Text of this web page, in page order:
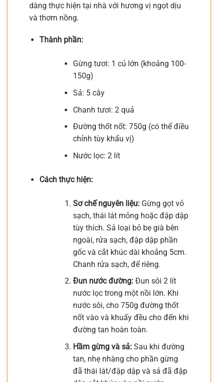
dàng thực hiện tại nhà với hương vị ngọt dịu
và thơm nồng.
Thành phần:
Gừng tươi: 1 củ lớn (khoảng 100-
150g)
Sả: 5 cây
Chanh tươi: 2 quả
Đường thốt nốt: 750g (có thể điều
chỉnh tùy khẩu vị)
Nước lọc: 2 lít
Cách thực hiện:
Sơ chế nguyên liệu:Gừng gọt vỏ
sạch, thái lát mỏng hoặc đập dập
tùy thích. Sả loại bỏ bẹ già bên
ngoài, rửa sạch, đập dập phần
gốc và cắt khúc dài khoảng 5cm.
Chanh rửa sạch, để riêng.
Đun nước đường:Đun sôi 2 lít
nước lọc trong một nồi lớn. Khi
nước sôi, cho 750g đường thốt
nốt vào và khuấy đều cho đến khi
đường tan hoàn toàn.
Hầm gừng và sả:Sau khi đường
tan, nhẹ nhàng cho phần gừng
đã thái lát/đập dập và sả đã đập